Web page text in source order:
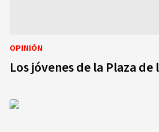
OPINIÓN
Los jóvenes de la Plaza de